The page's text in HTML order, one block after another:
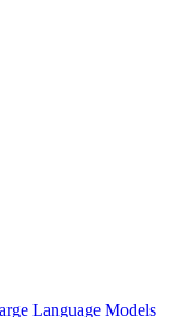
Language Models